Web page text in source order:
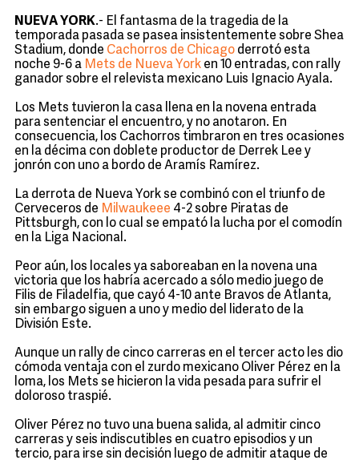
NUEVA YORK.- El fantasma de la tragedia de la
temporada pasada se pasea insistentemente sobre Shea
Stadium, donde Cachorros de Chicago derrotó esta
noche 9-6 a Mets de Nueva York en 10 entradas, con rally
ganador sobre el relevista mexicano Luis Ignacio Ayala.
Los Mets tuvieron la casa llena en la novena entrada
para sentenciar el encuentro, y no anotaron. En
consecuencia, los Cachorros timbraron en tres ocasiones
en la décima con doblete productor de Derrek Lee y
jonrón con uno a bordo de Aramís Ramírez.
La derrota de Nueva York se combinó con el triunfo de
Cerveceros de Milwaukeee 4-2 sobre Piratas de
Pittsburgh, con lo cual se empató la lucha por el comodín
en la Liga Nacional.
Peor aún, los locales ya saboreaban en la novena una
victoria que los habría acercado a sólo medio juego de
Filis de Filadelfia, que cayó 4-10 ante Bravos de Atlanta,
sin embargo siguen a uno y medio del liderato de la
División Este.
Aunque un rally de cinco carreras en el tercer acto les dio
cómoda ventaja con el zurdo mexicano Oliver Pérez en la
loma, los Mets se hicieron la vida pesada para sufrir el
doloroso traspié.
Oliver Pérez no tuvo una buena salida, al admitir cinco
carreras y seis indiscutibles en cuatro episodios y un
tercio, para irse sin decisión luego de admitir ataque de